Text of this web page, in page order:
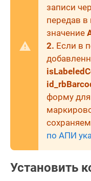
записи
передав в
значение
2. Если в
форму
по АПИ
Установить